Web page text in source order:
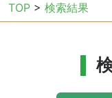
TOP > 検索結果